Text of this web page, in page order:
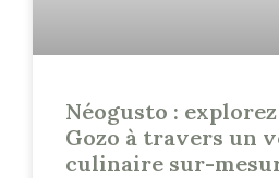
Néogusto :
Gozo à travers un
culinaire sur-